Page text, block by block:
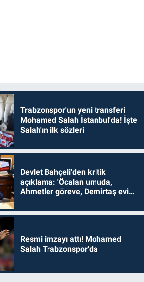
Trabzonspor'un yeni transferi
Mohamed Salah İstanbul'da! İşte
Salah'ın ilk sözleri
Devlet Bahçeli'den kritik
açıklama: 'Öcalan umuda,
Ahmetler göreve, Demirtaş evine
Resmi imzayı attı! Mohamed
Salah Trabzonspor'da